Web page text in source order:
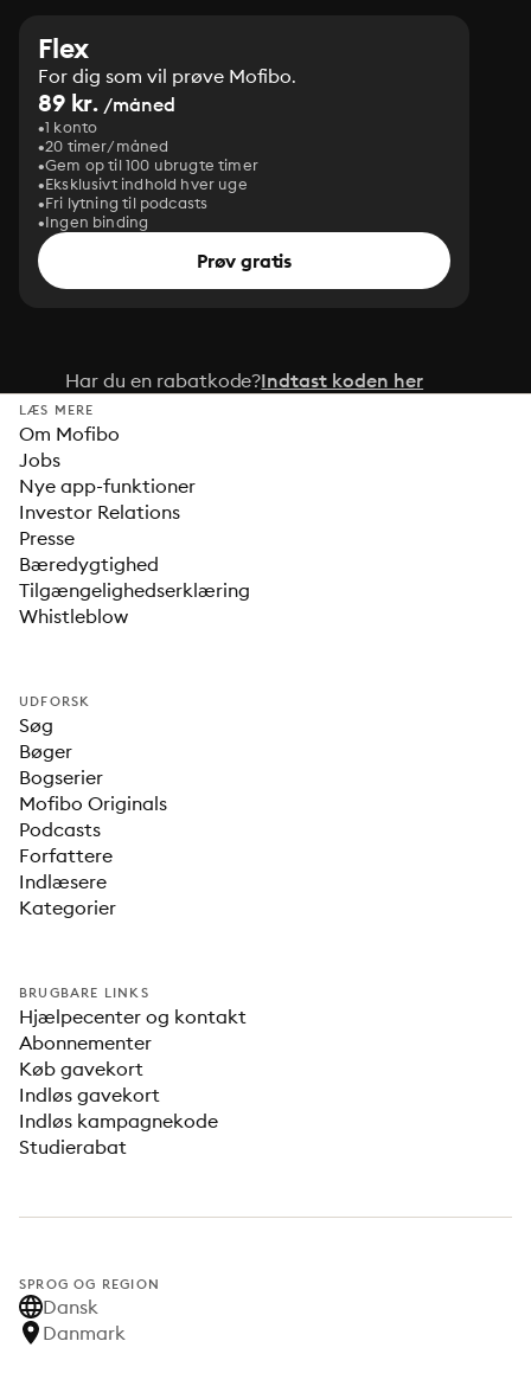
Flex
For dig som vil prøve Mofibo.
89 kr. /måned
1 konto
20 timer/måned
Gem op til 100 ubrugte timer
Eksklusivt indhold hver uge
Fri lytning til podcasts
Ingen binding
Prøv gratis
Har du en rabatkode?Indtast koden her
LÆS MERE
Om Mofibo
Jobs
Nye app-funktioner
Investor Relations
Presse
Bæredygtighed
Tilgængelighedserklæring
Whistleblow
UDFORSK
Søg
Bøger
Bogserier
Mofibo Originals
Podcasts
Forfattere
Indlæsere
Kategorier
BRUGBARE LINKS
Hjælpecenter og kontakt
Abonnementer
Køb gavekort
Indløs gavekort
Indløs kampagnekode
Studierabat
SPROG OG REGION
Dansk
Danmark